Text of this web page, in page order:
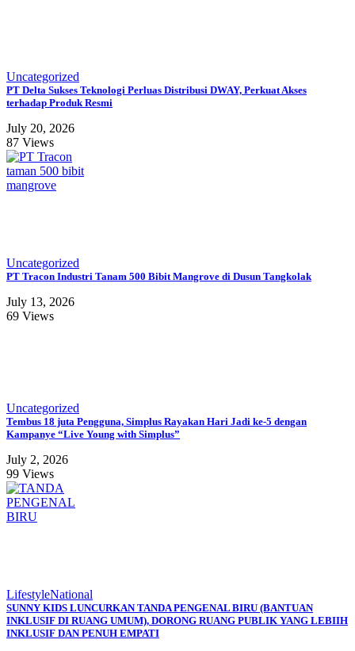
Uncategorized
PT Delta Sukses Teknologi Perluas Distribusi DWAY, Perkuat Akses
terhadap Produk Resmi
July 20, 2026
87 Views
Uncategorized
PT Tracon Industri Tanam 500 Bibit Mangrove di Dusun Tangkolak
July 13, 2026
69 Views
Uncategorized
Tembus 18 juta Pengguna, Simplus Rayakan Hari Jadi ke-5 dengan
Kampanye “Live Young with Simplus”
July 2, 2026
99 Views
LifestyleNational
SUNNY KIDS LUNCURKAN TANDA PENGENAL BIRU (BANTUAN
INKLUSIF DI RUANG UMUM), DORONG RUANG PUBLIK YANG LEBIIH
INKLUSIF DAN PENUH EMPATI